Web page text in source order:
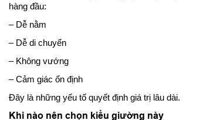
hàng đầu:
– Dễ nằm
– Dễ di chuyển
– Không vướng
– Cảm giác ổn định
Đây là những yếu tố quyết định giá trị lâu dài.
Khi nào nên chọn kiểu giường này